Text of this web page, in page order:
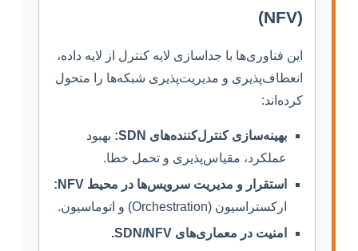
(NFV)
این فناوری‌ها با جداسازی لایه کنترل از لایه داده،
انعطاف‌پذیری و مدیریت‌پذیری شبکه‌ها را متحول
کرده‌اند:
بهینه‌سازی کنترل‌کننده‌های SDN:
بهبود
عملکرد، مقیاس‌پذیری و تحمل خطا.
استقرار و مدیریت سرویس‌ها در محیط NFV:
ارکستراسیون (Orchestration) و اتوماسیون.
امنیت در معماری‌های SDN/NFV.